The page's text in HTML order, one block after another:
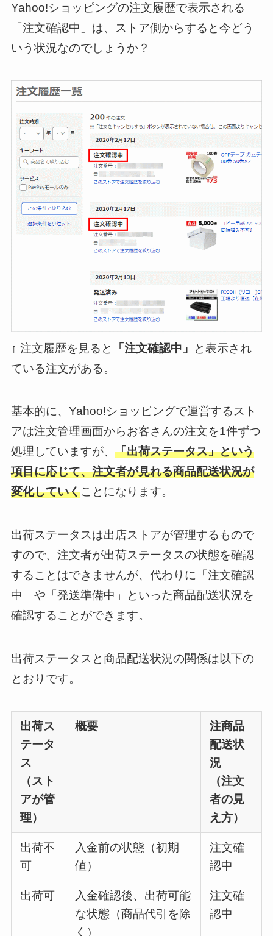
Yahoo!ショッピングの注文履歴で表示される
「注文確認中」は、ストア側からすると今どう
いう状況なのでしょうか？
↑ 注文履歴を見ると 「注文確認中」
と表示され
ている注文がある。
基本的に、Yahoo!ショッピングで運営するスト
アは注文管理画面からお客さんの注文を1件ずつ
処理していますが、 「出荷ステータス」という
項目に応じて、注文者が見れる商品配送状況が
変化していくことになります。
出荷ステータスは出店ストアが管理するもので
すので、注文者が出荷ステータスの状態を確認
することはできませんが、代わりに「注文確認
中」や「発送準備中」といった商品配送状況を
確認することができます。
出荷ステータスと商品配送状況の関係は以下の
とおりです。
出荷ス
テータ
ス
（スト
アが管
理）
概要
注商品
配送状
況
（注文
者の見
え方）
出荷不
可
入金前の状態（初期
値）
注文確
認中
出荷可
入金確認後、出荷可能
な状態（商品代引を除
く）
注文確
認中